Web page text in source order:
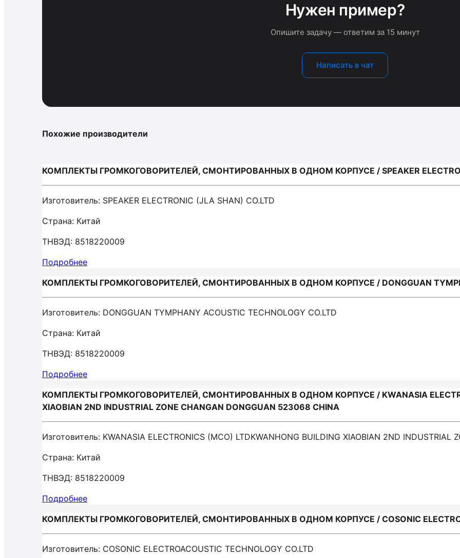
Нужен пример?
Опишите задачу — ответим за 15 минут
Написать в чат
Похожие производители
КОМПЛЕКТЫ ГРОМКОГОВОРИТЕЛЕЙ, СМОНТИРОВАННЫХ В ОДНОМ КОРПУСЕ / SPEAKER
Изготовитель: SPEAKER ELECTRONIC (JLA SHAN) СО.LTD
Страна: Китай
ТНВЭД: 8518220009
Подробнее
КОМПЛЕКТЫ ГРОМКОГОВОРИТЕЛЕЙ, СМОНТИРОВАННЫХ В ОДНОМ КОРПУСЕ / DONGGUAN
Изготовитель: DONGGUAN TYMPHANY ACOUSTIC TECHNOLOGY CO.LTD
Страна: Китай
ТНВЭД: 8518220009
Подробнее
КОМПЛЕКТЫ ГРОМКОГОВОРИТЕЛЕЙ, СМОНТИРОВАННЫХ В ОДНОМ КОРПУСЕ / KWANASIA
XIAOBIAN 2ND INDUSTRIAL ZONE CHANGAN DONGGUAN 523068 CHINA
Изготовитель: KWANASIA ELECTRONICS (MCO) LTDKWANHONG BUILDING XIAOBIAN 2ND
Страна: Китай
ТНВЭД: 8518220009
Подробнее
КОМПЛЕКТЫ ГРОМКОГОВОРИТЕЛЕЙ, СМОНТИРОВАННЫХ В ОДНОМ КОРПУСЕ / COSONIC
Изготовитель: COSONIC ELECTROACOUSTIC TECHNOLOGY CO.LTD